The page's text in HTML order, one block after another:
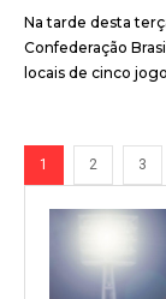
Na tarde desta
Confederação
locais de cinco
1 2 3